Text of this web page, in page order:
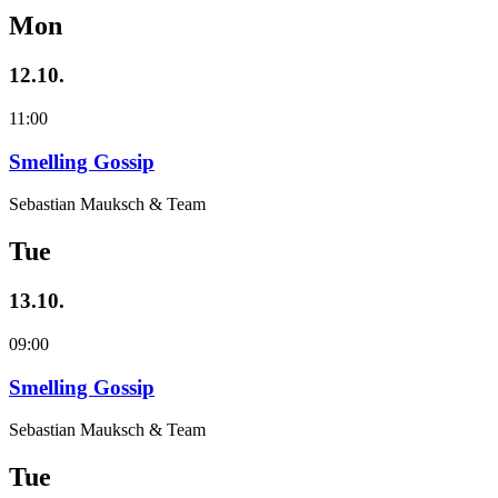
Mon
12.10.
11:00
Smelling Gossip
Sebastian Mauksch & Team
Tue
13.10.
09:00
Smelling Gossip
Sebastian Mauksch & Team
Tue